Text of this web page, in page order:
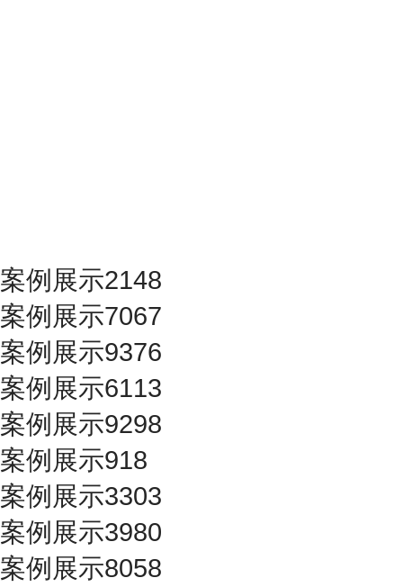
案例展示2148
案例展示7067
案例展示9376
案例展示6113
案例展示9298
案例展示918
案例展示3303
案例展示3980
案例展示8058